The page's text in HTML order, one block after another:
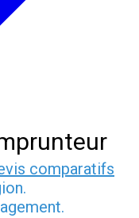
comparatifs